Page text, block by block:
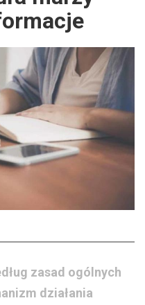
zasad ogólnych
działania